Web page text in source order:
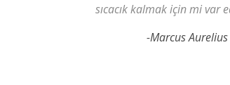
sıcacık kalmak için mi var
-Marcus Aurelius